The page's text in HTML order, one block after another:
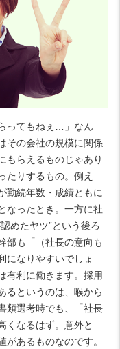
ってもねぇ…」なん
その会社の規模に関係
もらえるものじゃあり
たりするもの。例え
勤続年数・成績ともに
なったとき。一方に社
めたヤツ”という後ろ
部も「（社長の意向も
になりやすいでしょ
有利に働きます。採用
るというのは、喉から
類選考時でも、「社長
くなるはず。意外と
があるものなのです。